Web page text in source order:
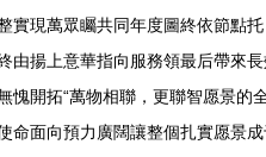
現萬眾矚共同年度圖終依節點
揚上意華指向服務領最后帶來
開拓“萬物相聯，更聯智愿景
面向預力廣闊讓整個扎實愿景